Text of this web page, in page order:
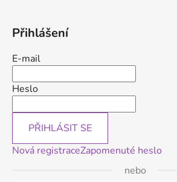
Přihlášení
E-mail
Heslo
PŘIHLÁSIT SE
Nová registraceZapomenuté heslo
nebo